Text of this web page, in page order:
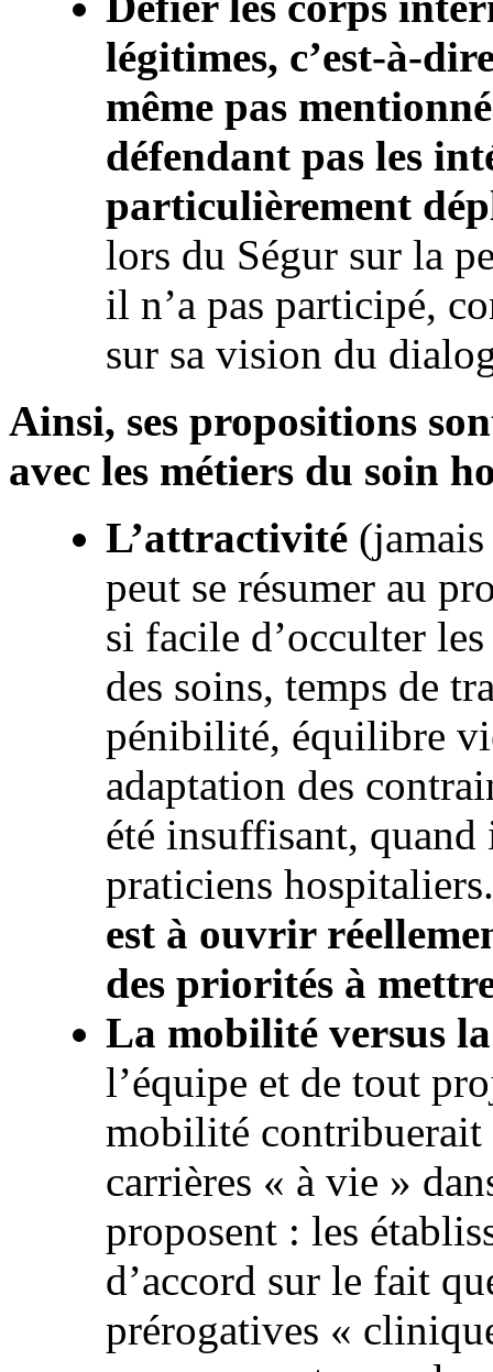
légitimes, c’est-à-
même pas
défendant pas les
particulièrement
lors du Ségur sur la
il n’a pas participé,
sur sa vision du
Ainsi, ses propositions
avec les métiers du soin
L’attractivité
peut se résumer au
si facile d’occulter
des soins, temps de
pénibilité, équilibre
adaptation des
été insuffisant, quand
praticiens
est à ouvrir
des priorités à
La mobilité versus
l’équipe et de tout
mobilité contribuerait
carrières « à vie »
proposent : les
d’accord sur le fait
prérogatives «